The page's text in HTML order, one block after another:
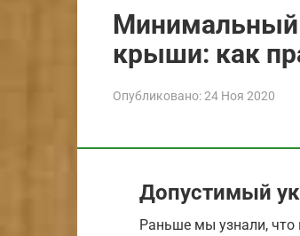
Минимальный
крыши: как
Опубликовано:24 Ноя 2020
Допустимый
Раньше мы узнали, что